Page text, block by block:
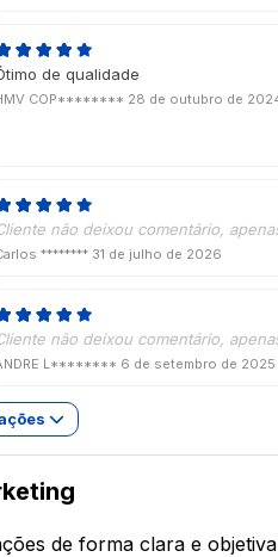
de qualidade
COP******** 28 de outubro de
não deixou comentário,
******** 31 de julho de 2026
não deixou comentário,
L******** 6 de setembro de 2025
de forma clara e